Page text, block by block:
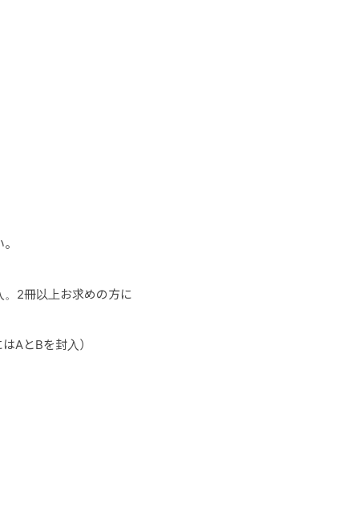
2冊以上お求めの方に
AとBを封入）